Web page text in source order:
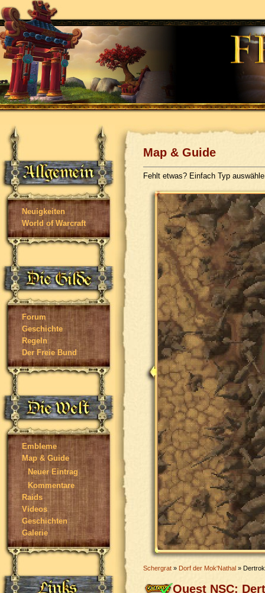
Neuigkeiten
World of Warcraft
Forum
Geschichte
Regeln
Der Freie Bund
Embleme
Map & Guide
Neuer Eintrag
Kommentare
Raids
Videos
Geschichten
Galerie
Map & Guide
Fehlt etwas? Einfach Typ
Schergrat » Dorf der Mok'Nathal » Dertrok
Quest NSC: